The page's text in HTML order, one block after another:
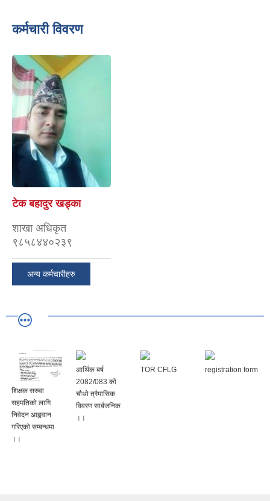
कर्मचारी विवरण
टेक बहादुर खड्का
शाखा अधिकृत
९८५८४४०२३९
अन्य कर्मचारीहरु
शिक्षक सरुवा
सहमतिको लागि
निवेदन आह्ववान
गरिएको सम्बन्धमा
।।
आर्थिक बर्ष
2082/083 को
चौथो त्रैमासिक
विवरण सार्बजनिक
।।
TOR CFLG registration form